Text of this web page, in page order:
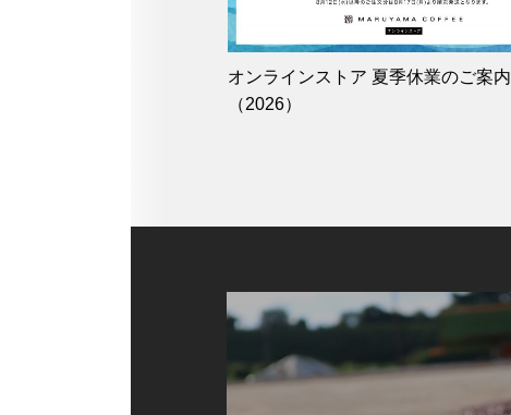
オンラインストア 夏季休業のご案内
（2026）